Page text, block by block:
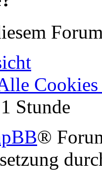
Cookies
Stunde
®